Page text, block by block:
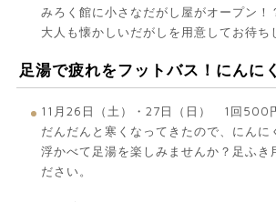
みろく館に小さなだがし屋がオープン！
大人も懐かしいだがしを用意してお待ち
足湯で疲れをフットバス！にんに
11月26日（土）・27日（日） 1回500
だんだんと寒くなってきたので、にんに
浮かべて足湯を楽しみませんか？足ふき
ださい。